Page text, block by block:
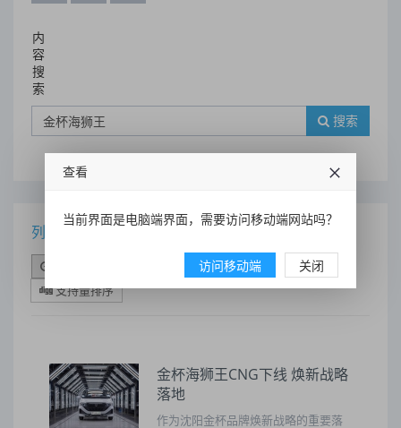
内
容
搜
索
搜索
列表
评论排序
评分排序
支持量排序
金杯海狮王CNG下线 焕新战略
落地
作为沈阳金杯品牌焕新战略的重要落
查看
当前界面是电脑端界面，需要访问移动端网站吗？
访问移动端 关闭